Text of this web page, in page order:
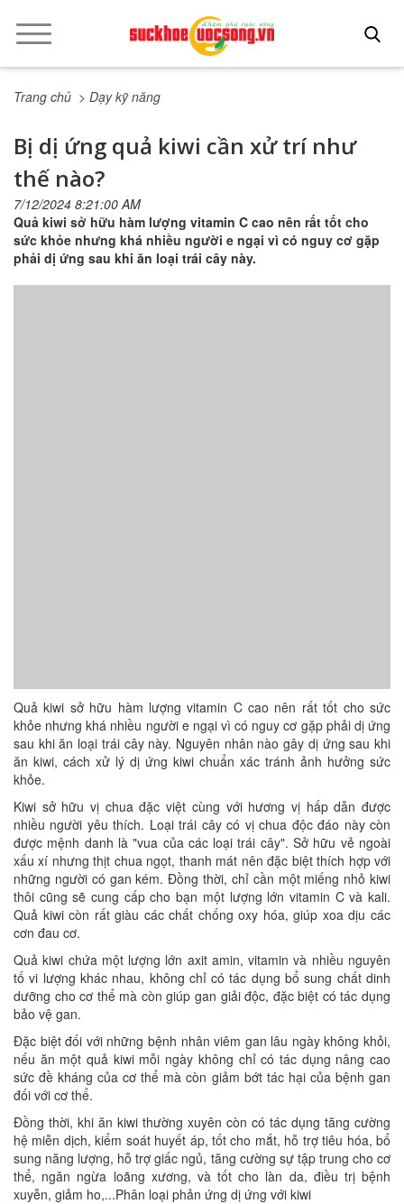
Trang chủ > Dạy kỹ năng
Bị dị ứng quả kiwi cần xử trí như
thế nào?
7/12/2024 8:21:00 AM
Quả kiwi sở hữu hàm lượng vitamin C cao nên rất tốt cho
sức khỏe nhưng khá nhiều người e ngại vì có nguy cơ gặp
phải dị ứng sau khi ăn loại trái cây này.
Quả kiwi sở hữu hàm lượng vitamin C cao nên rất tốt cho sức
khỏe nhưng khá nhiều người e ngại vì có nguy cơ gặp phải dị ứng
sau khi ăn loại trái cây này. Nguyên nhân nào gây dị ứng sau khi
ăn kiwi, cách xử lý dị ứng kiwi chuẩn xác tránh ảnh hưởng sức
khỏe.
Kiwi sở hữu vị chua đặc việt cùng với hương vị hấp dẫn được
nhiều người yêu thích. Loại trái cây có vị chua độc đáo này còn
được mệnh danh là "vua của các loại trái cây". Sở hữu vẻ ngoài
xấu xí nhưng thịt chua ngọt, thanh mát nên đặc biệt thích hợp với
những người có gan kém. Đồng thời, chỉ cần một miếng nhỏ kiwi
thôi cũng sẽ cung cấp cho bạn một lượng lớn vitamin C và kali.
Quả kiwi còn rất giàu các chất chống oxy hóa, giúp xoa dịu các
cơn đau cơ.
Quả kiwi chứa một lượng lớn axit amin, vitamin và nhiều nguyên
tố vi lượng khác nhau, không chỉ có tác dụng bổ sung chất dinh
dưỡng cho cơ thể mà còn giúp gan giải độc, đặc biệt có tác dụng
bảo vệ gan.
Đặc biệt đối với những bệnh nhân viêm gan lâu ngày không khỏi,
nếu ăn một quả kiwi mỗi ngày không chỉ có tác dụng nâng cao
sức đề kháng của cơ thể mà còn giảm bớt tác hại của bệnh gan
đối với cơ thể.
Đồng thời, khi ăn kiwi thường xuyên còn có tác dụng tăng cường
hệ miễn dịch, kiểm soát huyết áp, tốt cho mắt, hỗ trợ tiêu hóa, bổ
sung năng lượng, hỗ trợ giấc ngủ, tăng cường sự tập trung cho cơ
thể, ngăn ngừa loãng xương, và tốt cho làn da, điều trị bệnh
xuyễn, giảm ho,...Phân loại phản ứng dị ứng với kiwi